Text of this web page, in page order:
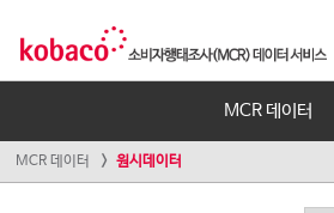
MCR 데이터
MCR 데이터 원시데이터